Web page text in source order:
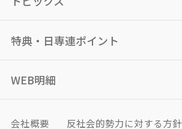
特典・日専連ポイント
WEB明細
会社概要
反社会的勢力に対する方針